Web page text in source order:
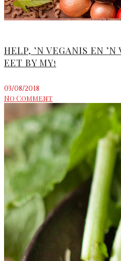
HELP, ’N VEGANIS EN
EET BY MY!
03/08/2018
No Comment